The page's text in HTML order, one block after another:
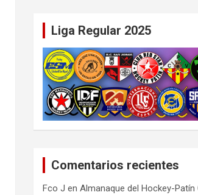
Liga Regular 2025
Comentarios recientes
Fco J enAlmanaque del Hockey-Patín